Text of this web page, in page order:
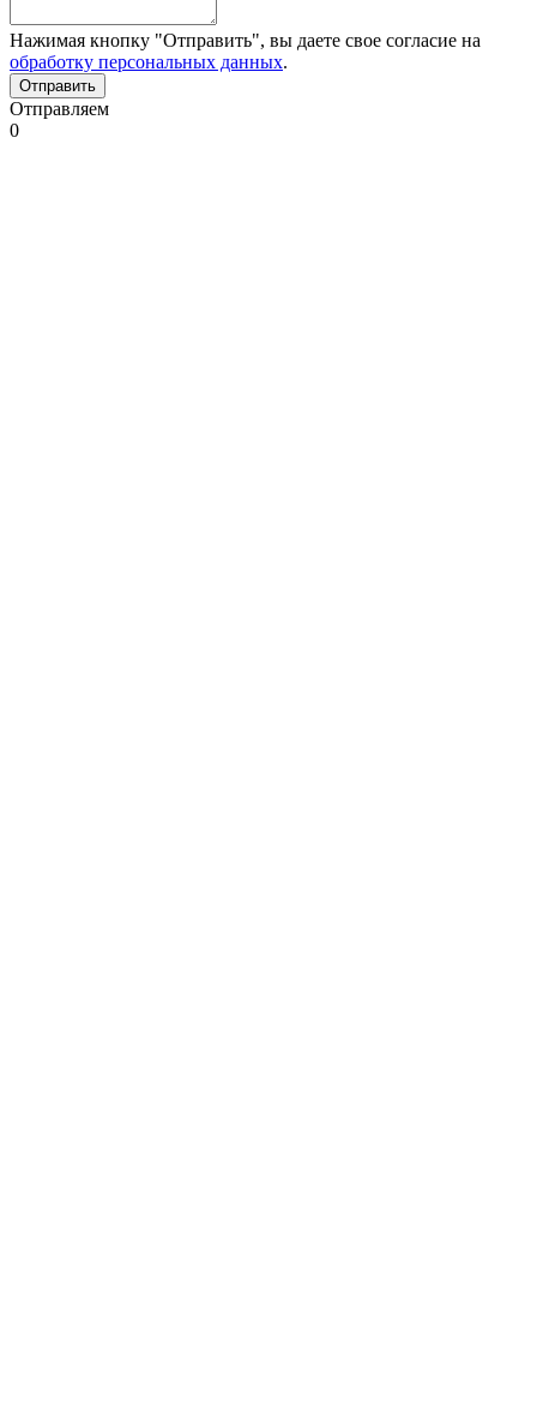
Нажимая кнопку "Отправить", вы даете свое согласие на
обработку персональных данных.
Отправляем
0